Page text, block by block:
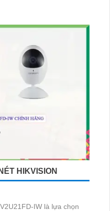
HIKVISION
IW là lựa chọn